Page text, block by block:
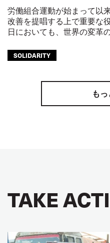
労働組合運動が始まって以
改善を提唱する上で重要な
日においても、世界の変革
SOLIDARITY
も
TAKE